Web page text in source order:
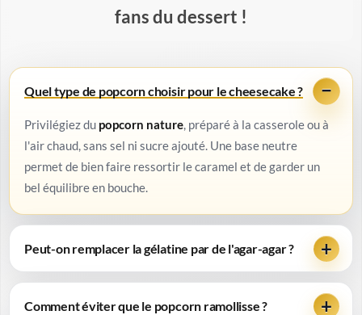
fans du dessert !
Quel type de popcorn choisir pour le cheesecake ?
Privilégiez du popcorn nature, préparé à la casserole ou à
l'air chaud, sans sel ni sucre ajouté. Une base neutre
permet de bien faire ressortir le caramel et de garder un
bel équilibre en bouche.
Peut-on remplacer la gélatine par de l'agar-agar ?
Comment éviter que le popcorn ramollisse ?